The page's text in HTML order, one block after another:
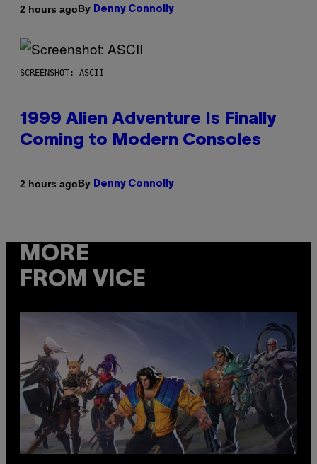
2 hours agoBy Denny Connolly
SCREENSHOT: ASCII
1999 Alien Adventure Is Finally
Coming to Modern Consoles
2 hours agoBy Denny Connolly
MORE
FROM VICE